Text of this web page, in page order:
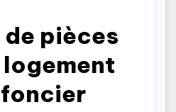
de pièces
logement
foncier